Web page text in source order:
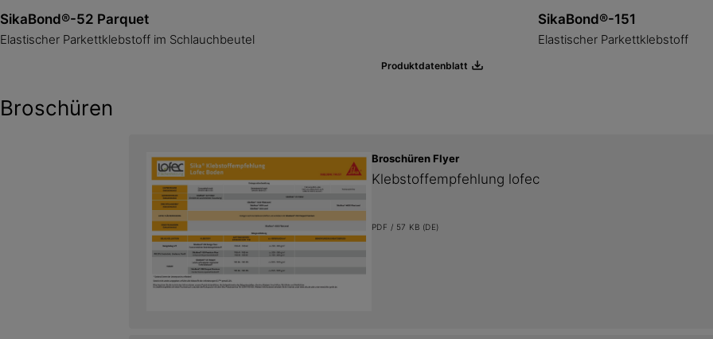
SikaBond®-52 Parquet
Elastischer Parkettklebstoff im Schlauchbeutel
Produktdatenblatt
SikaBond®-151
Elastischer Parkettklebstoff
Broschüren
Broschüren Flyer
Klebstoffempfehlung lofec
PDF / 57 KB (DE)